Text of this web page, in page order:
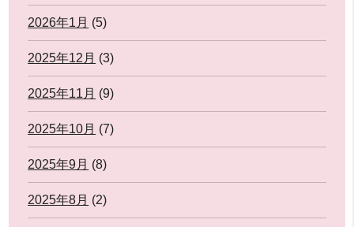
2026年1月 (5)
2025年12月 (3)
2025年11月 (9)
2025年10月 (7)
2025年9月 (8)
2025年8月 (2)